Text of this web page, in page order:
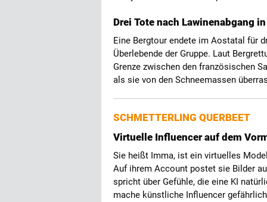
Drei Tote nach Lawinenabgang
Eine Bergtour endete im Aostatal für
Überlebende der Gruppe. Laut
Grenze zwischen den französischen
als sie von den Schneemassen
SCHMETTERLING QUERBEET
Virtuelle Influencer auf dem
Sie heißt Imma, ist ein virtuelles
Auf ihrem Account postet sie Bilder
spricht über Gefühle, die eine KI
mache künstliche Influencer